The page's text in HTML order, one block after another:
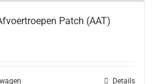
Patch (AAT)
Details